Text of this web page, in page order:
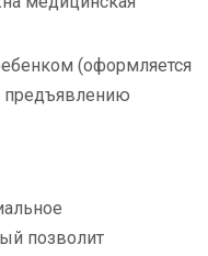
(оформляется
предъявлению
позволит